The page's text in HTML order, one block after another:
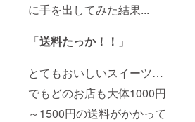
に手を出してみた結果...
「送料たっか！！ 」
とてもおいしいスイーツ…
でもどのお店も大体1000円
～1500円の送料がかかって